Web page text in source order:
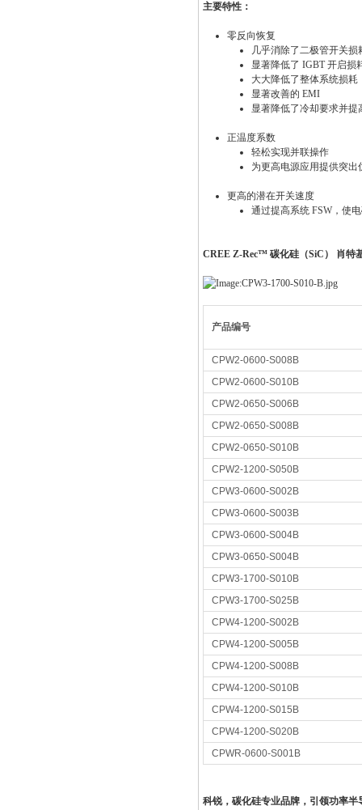
主要特性：
零反向恢复
几乎消除了二极管开关损
显著降低了 IGBT 开启损
大大降低了整体系统损耗
显著改善的 EMI
显著降低了冷却要求并提
正温度系数
轻松实现并联操作
为更高电源应用提供突出
更高的潜在开关速度
通过提高系统 FSW，使
CREE Z-Rec™ 碳化硅（SiC） 肖特
产品编号
CPW2-0600-S008B
CPW2-0600-S010B
CPW2-0650-S006B
CPW2-0650-S008B
CPW2-0650-S010B
CPW2-1200-S050B
CPW3-0600-S002B
CPW3-0600-S003B
CPW3-0600-S004B
CPW3-0650-S004B
CPW3-1700-S010B
CPW3-1700-S025B
CPW4-1200-S002B
CPW4-1200-S005B
CPW4-1200-S008B
CPW4-1200-S010B
CPW4-1200-S015B
CPW4-1200-S020B
CPWR-0600-S001B
科锐，碳化硅专业品牌，引领功率半